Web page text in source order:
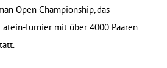
Open Championship, das
Turnier mit über 4000 Paaren